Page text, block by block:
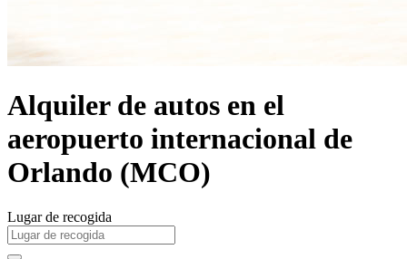
Alquiler de autos en el
aeropuerto internacional de
Orlando (MCO)
Lugar de recogida